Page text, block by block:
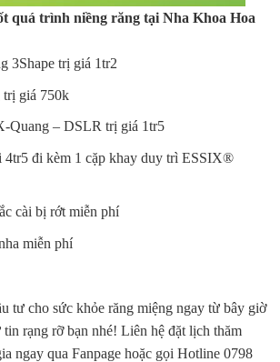
quá trình niềng răng tại Nha Khoa Hoa
3Shape trị giá 1tr2
trị giá 750k
Quang – DSLR trị giá 1tr5
4tr5 đi kèm 1 cặp khay duy trì ESSIX®
cài bị rớt miễn phí
miễn phí
tư cho sức khỏe răng miệng ngay từ bây giờ
rạng rỡ bạn nhé! Liên hệ đặt lịch thăm
ngay qua Fanpage hoặc gọi Hotline 0798